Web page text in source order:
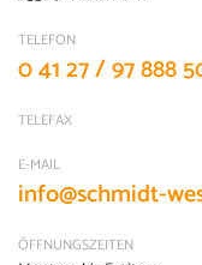
TELEFON
0 41 27 / 97 888
TELEFAX
E-MAIL
info@schmidt-
ÖFFNUNGSZEITEN